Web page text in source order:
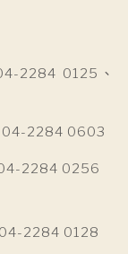
2284 0125、
04-2284 0603
2284 0256
2284 0128